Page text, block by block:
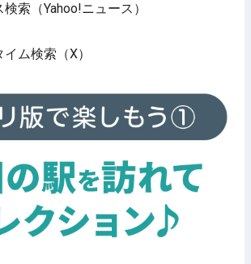
索（Yahoo!ニュース）
ム検索（X）